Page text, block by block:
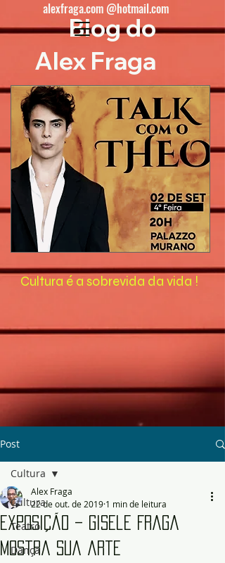
Cultura é a sobrevida da vida !
Blog do
Alex Fraga
alexfraga.com @hotmail.com
Post
Cultura
Teatro
Dança
Cultura
Exposição – Gisele Fraga
mostra sua arte
Alex Fraga
22 de out. de 2019 1 min de leitura